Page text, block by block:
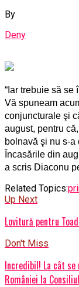
By
Deny
“Iar trebuie să
Vă spuneam
conjuncturale şi
august, pentru
bolnavă şi nu s-a
Încasările din
a scris Diaconu
Related Topics:
Up Next
Lovitură pentru
Don't Miss
Incredibil! La cât
României la